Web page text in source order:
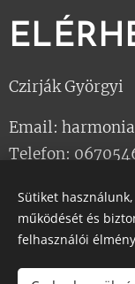
Czirják Györgyi
Email:
Telefon:
Harmónia
Sütiket
működését és
felhasználói